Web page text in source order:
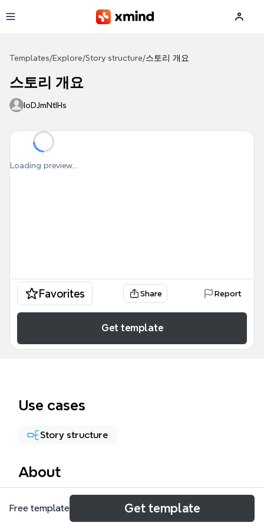
Templates/Explore/Story structure/스토리 개요
스토리 개요
IoDJmNtIHs
Loading preview...
Favorites Share Report
Get template
Use cases
Story structure
About
스토리 개요 마인드맵 템플릿은 스팀펑크 세계관을 배
경으로 한 경주 대회 이야기를 체계적으로 구성하기 위
Free template Get template